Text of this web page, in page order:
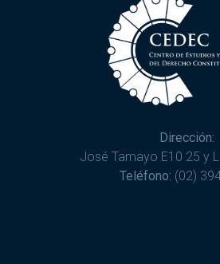
Dirección:
José Tamayo E10 25 y
Teléfono: (02)